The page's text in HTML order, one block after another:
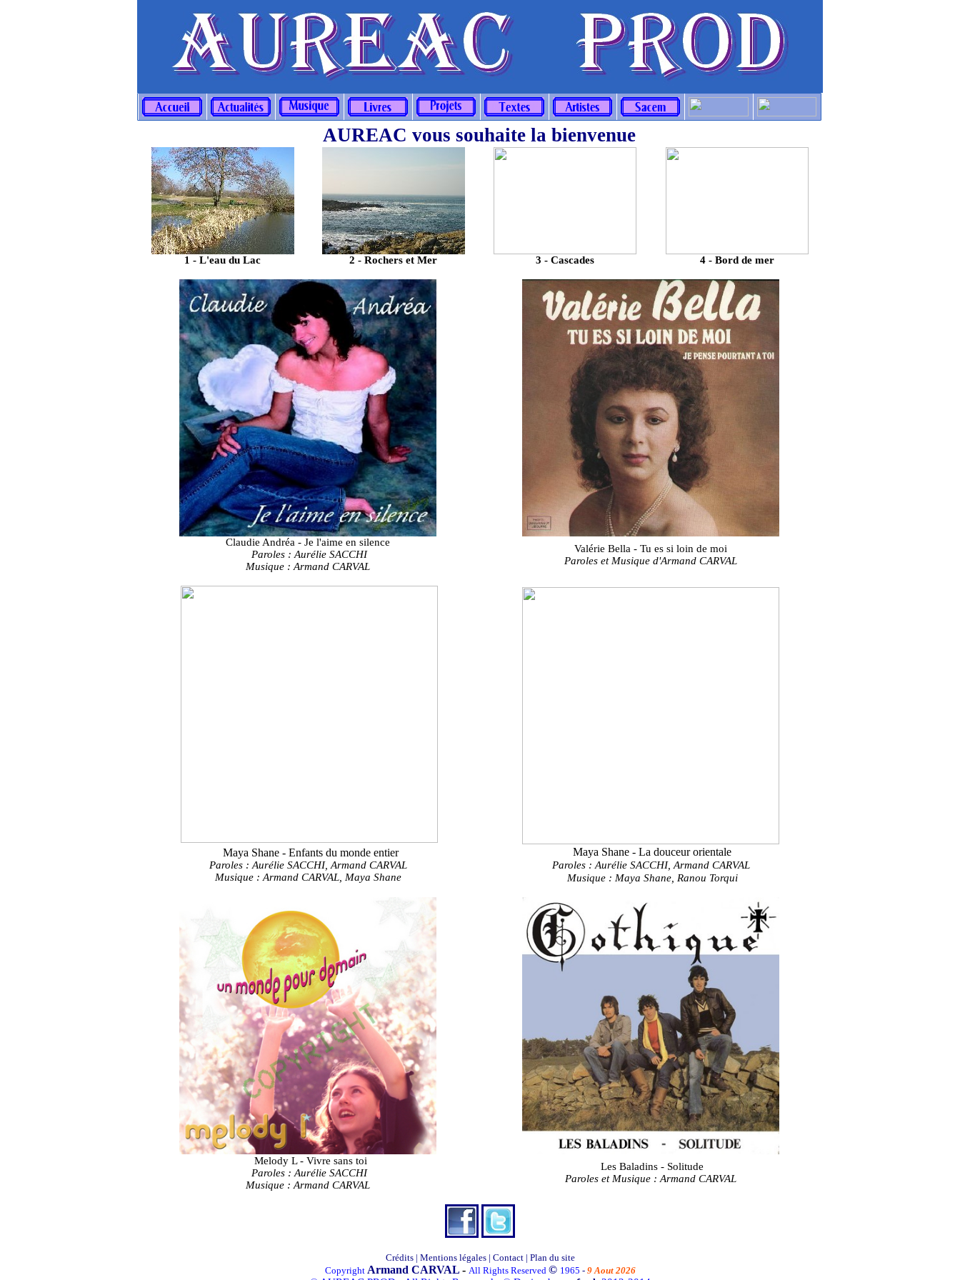
AUREAC vous souhaite la bienvenue
1 - L'eau du Lac 2 - Rochers et Mer 3 - Cascades 4 - Bord de mer
Claudie Andréa - Je l'aime en silence
Paroles : Aurélie SACCHI
Musique : Armand CARVAL
Valérie Bella - Tu es si loin de moi
Paroles et Musique d'Armand CARVAL
Maya Shane - Enfants du monde entier
Paroles : Aurélie SACCHI, Armand CARVAL
Musique : Armand CARVAL, Maya Shane
Maya Shane - La douceur orientale
Paroles : Aurélie SACCHI, Armand CARVAL
Musique : Maya Shane, Ranou Torqui
Melody L - Vivre sans toi
Paroles : Aurélie SACCHI
Musique : Armand CARVAL
Les Baladins - Solitude
Paroles et Musique : Armand CARVAL
Crédits| Mentions légales| Contact | Plan du site
Copyright Armand CARVAL - All Rights Reserved © 1965 - 9 Aout 2026